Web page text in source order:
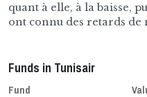
quant à elle, à la baisse,
ont connu des retards de
Funds in Tunisair
Fund